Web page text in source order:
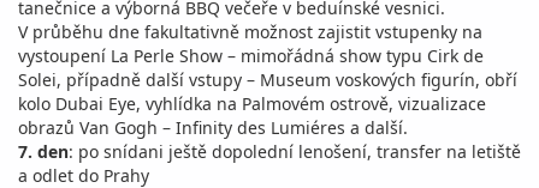
tanečnice a výborná BBQ večeře v beduínské vesnici.
V průběhu dne fakultativně možnost zajistit vstupenky na
vystoupení La Perle Show – mimořádná show typu Cirk de
Solei, případně další vstupy – Museum voskových figurín, obří
kolo Dubai Eye, vyhlídka na Palmovém ostrově, vizualizace
obrazů Van Gogh – Infinity des Lumiéres a další.
7. den: po snídani ještě dopolední lenošení, transfer na letiště
a odlet do Prahy